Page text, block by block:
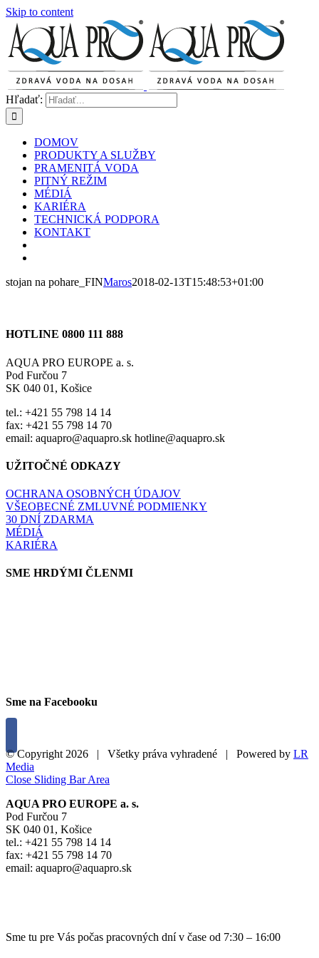
Skip to content
Hľadať:
DOMOV
PRODUKTY A SLUŽBY
PRAMENITÁ VODA
PITNÝ REŽIM
MÉDIÁ
KARIÉRA
TECHNICKÁ PODPORA
KONTAKT
stojan na pohare_FINMaros2018-02-13T15:48:53+01:00
HOTLINE 0800 111 888
AQUA PRO EUROPE a. s.
Pod Furčou 7
SK 040 01, Košice
tel.: +421 55 798 14 14
fax: +421 55 798 14 70
email: aquapro@aquapro.sk hotline@aquapro.sk
UŽITOČNÉ ODKAZY
OCHRANA OSOBNÝCH ÚDAJOV
VŠEOBECNÉ ZMLUVNÉ PODMIENKY
30 DNÍ ZDARMA
MÉDIÁ
KARIÉRA
SME HRDÝMI ČLENMI
Sme na Facebooku
© Copyright 2026 | Všetky práva vyhradené | Powered by LR
Media
Close Sliding Bar Area
AQUA PRO EUROPE a. s.
Pod Furčou 7
SK 040 01, Košice
tel.: +421 55 798 14 14
fax: +421 55 798 14 70
email: aquapro@aquapro.sk
Sme tu pre Vás počas pracovných dní v čase od 7:30 – 16:00